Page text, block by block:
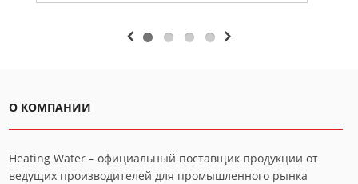
О КОМПАНИИ
Heating Water – официальный поставщик продукции от
ведущих производителей для промышленного рынка